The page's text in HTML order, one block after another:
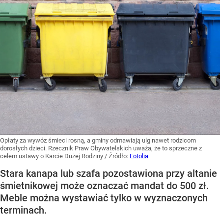
Opłaty za wywóz śmieci rosną, a gminy odmawiają ulg nawet rodzicom
dorosłych dzieci. Rzecznik Praw Obywatelskich uważa, że to sprzeczne z
celem ustawy o Karcie Dużej Rodziny / Źródło: Fotolia
Stara kanapa lub szafa pozostawiona przy altanie
śmietnikowej może oznaczać mandat do 500 zł.
Meble można wystawiać tylko w wyznaczonych
terminach.